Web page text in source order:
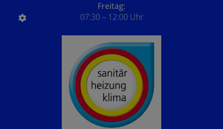
Freitag:
07:30 – 12:00 Uhr